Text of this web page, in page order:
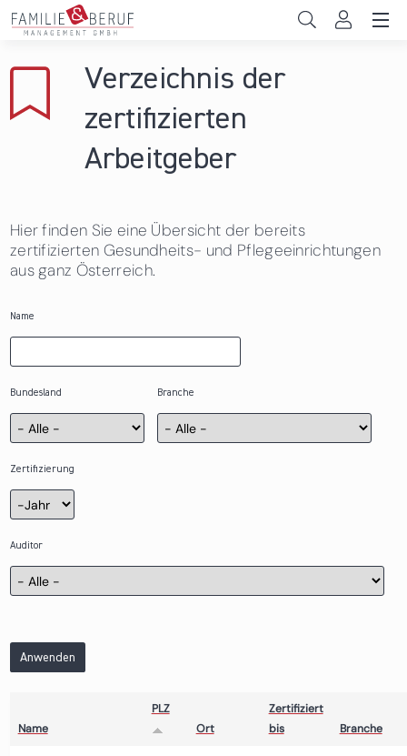
Direkt zum Inhalt
Gemeinden
Das sind wir
News & Events
Verzeichnis der
zertifizierten
Arbeitgeber
Hier finden Sie eine Übersicht der bereits
zertifizierten Gesundheits- und Pflegeeinrichtungen
aus ganz Österreich.
Name
Bundesland Branche
Zertifizierung
Zertifizierung
Jahr
Auditor
Anwenden
Name
PLZ
Ort
Zertifiziert
bis
Branche